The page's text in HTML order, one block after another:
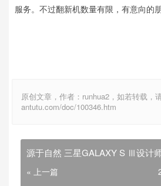
服务。不过翻新机数量有限，有意向的
原创文章，作者：runhua2，如若转载，
antutu.com/doc/100346.htm
源于自然 三星GALAXY S Ⅲ设计
« 上一篇